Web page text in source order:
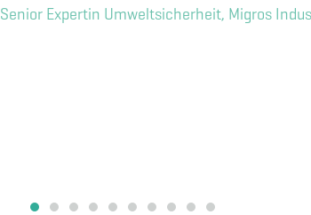
Senior Expertin Umweltsicherheit, Migros